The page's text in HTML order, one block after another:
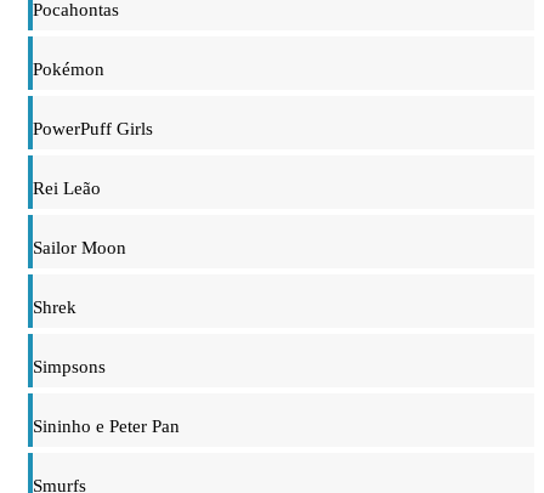
Pocahontas
Pokémon
PowerPuff Girls
Rei Leão
Sailor Moon
Shrek
Simpsons
Sininho e Peter Pan
Smurfs